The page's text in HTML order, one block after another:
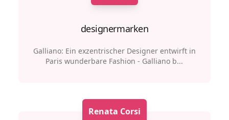
designermarken
Galliano: Ein exzentrischer Designer entwirft in
Paris wunderbare Fashion - Galliano b...
Renata Corsi